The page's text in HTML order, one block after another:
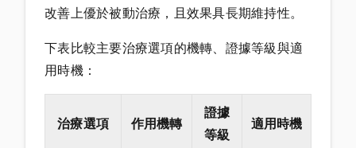
改善上優於被動治療，且效果具長期維持性。
下表比較主要治療選項的機轉、證據等級與適
用時機：
治療選項 作用機轉
證據
等級
適用時機